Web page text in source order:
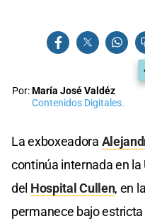
Por:María José Valdéz
Contenidos Digitales.
La exboxeadora
continúa internada en
del Hospital Cullen, en
permanece bajo